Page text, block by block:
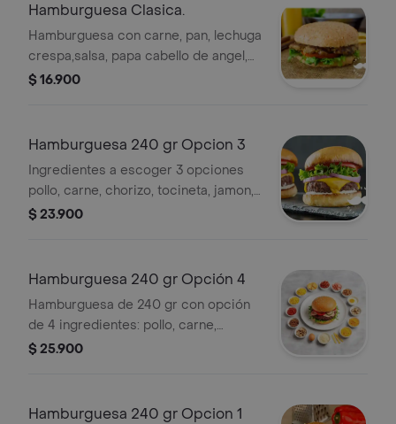
Hamburguesa Clasica.
Hamburguesa con carne, pan, lechuga
crespa,salsa, papa cabello de angel,
queso y rodajas de tomate. 150 gr.
$ 16.900
Hamburguesa 240 gr Opcion 3
Ingredientes a escoger 3 opciones
pollo, carne, chorizo, tocineta, jamon,
maiz, frijol, pico de gallo, huevo,
$ 23.900
Hamburguesa 240 gr Opción 4
Hamburguesa de 240 gr con opción
de 4 ingredientes: pollo, carne,
chorizo, tocineta, jamón, maíz, frijol,
queso.
$ 25.900
Hamburguesa 240 gr Opcion 1